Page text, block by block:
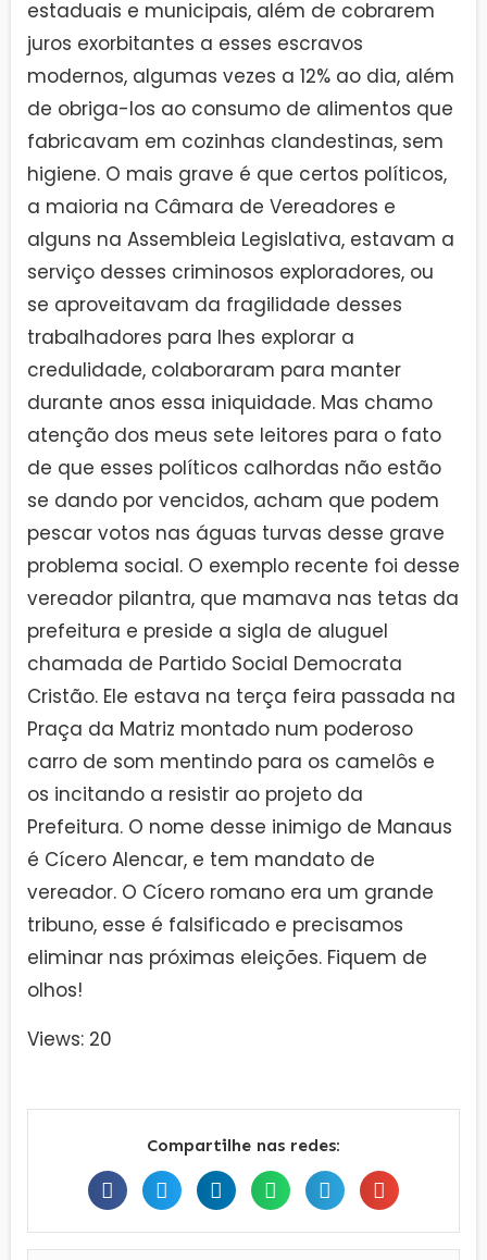
estaduais e municipais, além de cobrarem
juros exorbitantes a esses escravos
modernos, algumas vezes a 12% ao dia, além
de obriga-los ao consumo de alimentos que
fabricavam em cozinhas clandestinas, sem
higiene. O mais grave é que certos políticos,
a maioria na Câmara de Vereadores e
alguns na Assembleia Legislativa, estavam a
serviço desses criminosos exploradores, ou
se aproveitavam da fragilidade desses
trabalhadores para lhes explorar a
credulidade, colaboraram para manter
durante anos essa iniquidade. Mas chamo
atenção dos meus sete leitores para o fato
de que esses políticos calhordas não estão
se dando por vencidos, acham que podem
pescar votos nas águas turvas desse grave
problema social. O exemplo recente foi desse
vereador pilantra, que mamava nas tetas da
prefeitura e preside a sigla de aluguel
chamada de Partido Social Democrata
Cristão. Ele estava na terça feira passada na
Praça da Matriz montado num poderoso
carro de som mentindo para os camelôs e
os incitando a resistir ao projeto da
Prefeitura. O nome desse inimigo de Manaus
é Cícero Alencar, e tem mandato de
vereador. O Cícero romano era um grande
tribuno, esse é falsificado e precisamos
eliminar nas próximas eleições. Fiquem de
olhos!
Views: 20
Compartilhe nas redes: